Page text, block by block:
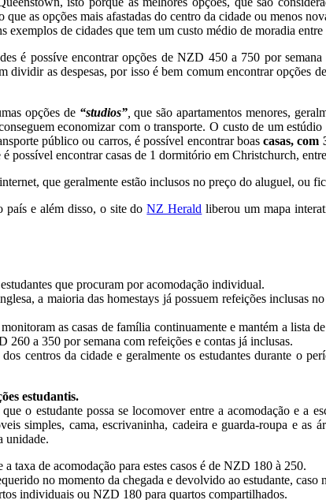
as opções mais afastadas do centro da cidade ou menos
de cidades que tem um custo médio de moradia
é possíve encontrar opções de NZD 450 a 750 por
dividir as despesas, por isso é bem comum encontrar opções
opções de “studios”, que são apartamentos menores,
economizar com o transporte. O custo de um
público ou carros, é possível encontrar boascasas, com
possível encontrar casas de 1 dormitório em Christchurch,
que geralmente estão inclusos no preço do aluguel, ou
país e além disso, o site doNZ Herald liberou um mapa
que procuram por acomodação individual.
a maioria das homestays já possuem refeições inclusas
as casas de família continuamente e mantém a lista
a 350 por semana com refeições e contas já inclusas.
centros da cidade e geralmente os estudantes durante o
estudantis.
o estudante possa se locomover entre a acomodação e a
simples, cama, escrivaninha, cadeira e guarda-roupa e as
unidade.
taxa de acomodação para estes casos é de NZD 180 à 250.
no momento da chegada e devolvido ao estudante, caso
individuais ou NZD 180 para quartos compartilhados.